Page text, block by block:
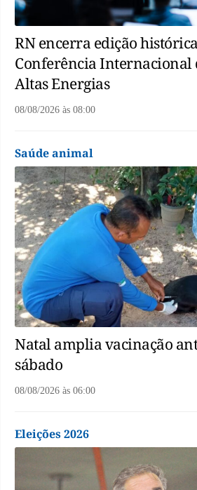
RN encerra edição
Conferência Internacional
Altas Energias
08/08/2026 às 08:00
Saúde animal
Natal amplia vacinação
sábado
08/08/2026 às 06:00
Eleições 2026